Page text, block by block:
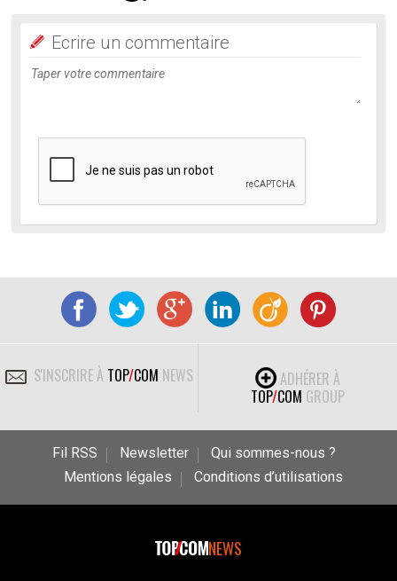
Ecrire un commentaire
S'INSCRIRE À TOP/COM NEWS
ADHÉRER À
TOP/COM GROUP
Fil RSS Newsletter
Qui sommes-nous ?
Mentions légales
Conditions d’utilisations
NEWS